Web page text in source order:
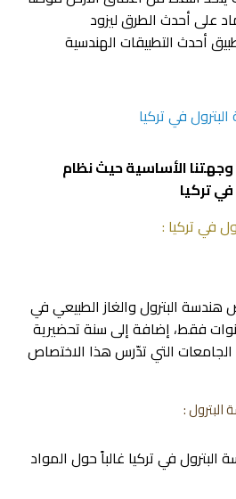
على أحدث الطرق ليزود
أحدث التطبيقات الهندسية
في تركيا
الأساسية حيث نظام
تركيا
في تركيا :
البترول والغاز الطبيعي في
فقط، إضافة إلى سنة تحضيرية
التي تدّرس هذا الاختصاص
:
في تركيا غالباً حول المواد